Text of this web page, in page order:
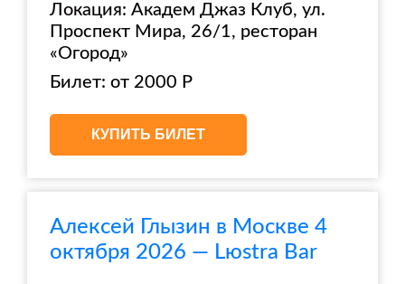
Локация: Академ Джаз Клуб, ул.
Проспект Мира, 26/1, ресторан
«Огород»
Билет: от 2000 Р
КУПИТЬ БИЛЕТ
Алексей Глызин в Москве 4
октября 2026 — Lюstra Bar